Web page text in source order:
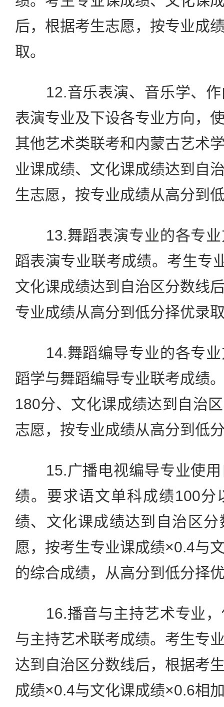
后，根据考生志愿，按专业成
取。
12.音乐表演、音乐学、作
表演专业及下设各专业方向，
其他艺术类联考和内蒙古艺术
业课成绩、文化课成绩达到自
生志愿，按专业成绩从高分到
13.舞蹈表演专业的各专业
蹈表演专业联考成绩。考生专
文化课成绩达到自治区分数线
专业成绩从高分到低分择优录
14.舞蹈编导专业的各专业
蹈学与舞蹈编导专业联考成绩
180分、文化课成绩达到自治
志愿，按专业成绩从高分到低
15.广播电视编导专业使用
绩。要求语文单科成绩100分
绩、文化课成绩达到自治区
愿，按考生专业课成绩×0.4与
的综合成绩，从高分到低分择
16.播音与主持艺术专业，
与主持艺术联考成绩。考生专
达到自治区分数线后，根据考
成绩×0.4与文化课成绩×0.6相